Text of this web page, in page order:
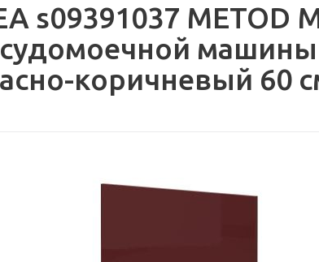
s09391037
коричневый 60